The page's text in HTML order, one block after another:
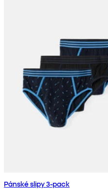
Pánské slipy 3-pack